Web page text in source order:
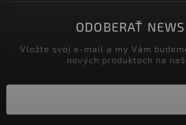
ODOBERAŤ
Vložte svoj e-mail a my Vám
nových produktoch na